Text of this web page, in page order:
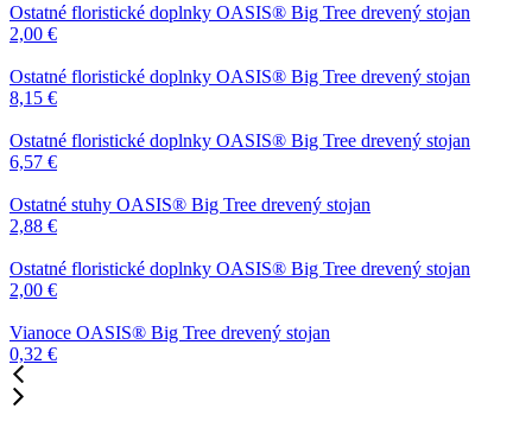
Ostatné floristické doplnky OASIS® Big Tree drevený stojan
2,00 €
Ostatné floristické doplnky OASIS® Big Tree drevený stojan
8,15 €
Ostatné floristické doplnky OASIS® Big Tree drevený stojan
6,57 €
Ostatné stuhy OASIS® Big Tree drevený stojan
2,88 €
Ostatné floristické doplnky OASIS® Big Tree drevený stojan
2,00 €
Vianoce OASIS® Big Tree drevený stojan
0,32 €